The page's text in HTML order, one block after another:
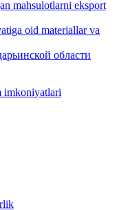
mahsulotlarni eksport
oid materiallar va
области
imkoniyatlari